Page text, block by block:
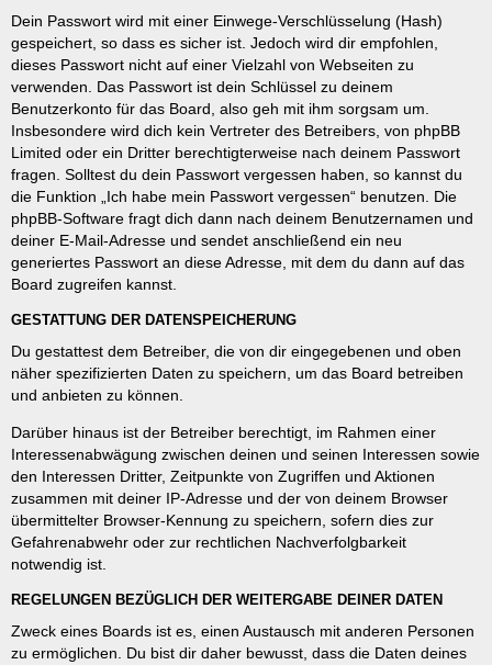
Dein Passwort wird mit einer Einwege-Verschlüsselung (Hash)
gespeichert, so dass es sicher ist. Jedoch wird dir empfohlen,
dieses Passwort nicht auf einer Vielzahl von Webseiten zu
verwenden. Das Passwort ist dein Schlüssel zu deinem
Benutzerkonto für das Board, also geh mit ihm sorgsam um.
Insbesondere wird dich kein Vertreter des Betreibers, von phpBB
Limited oder ein Dritter berechtigterweise nach deinem Passwort
fragen. Solltest du dein Passwort vergessen haben, so kannst du
die Funktion „Ich habe mein Passwort vergessen“ benutzen. Die
phpBB-Software fragt dich dann nach deinem Benutzernamen und
deiner E-Mail-Adresse und sendet anschließend ein neu
generiertes Passwort an diese Adresse, mit dem du dann auf das
Board zugreifen kannst.
GESTATTUNG DER DATENSPEICHERUNG
Du gestattest dem Betreiber, die von dir eingegebenen und oben
näher spezifizierten Daten zu speichern, um das Board betreiben
und anbieten zu können.
Darüber hinaus ist der Betreiber berechtigt, im Rahmen einer
Interessenabwägung zwischen deinen und seinen Interessen sowie
den Interessen Dritter, Zeitpunkte von Zugriffen und Aktionen
zusammen mit deiner IP-Adresse und der von deinem Browser
übermittelter Browser-Kennung zu speichern, sofern dies zur
Gefahrenabwehr oder zur rechtlichen Nachverfolgbarkeit
notwendig ist.
REGELUNGEN BEZÜGLICH DER WEITERGABE DEINER DATEN
Zweck eines Boards ist es, einen Austausch mit anderen Personen
zu ermöglichen. Du bist dir daher bewusst, dass die Daten deines